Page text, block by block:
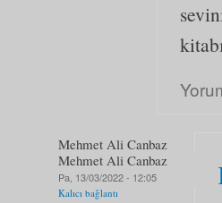
Mehmet Ali Canbaz
Mehmet Ali Canbaz
Pa, 13/03/2022 - 12:05
Kalıcı bağlantı